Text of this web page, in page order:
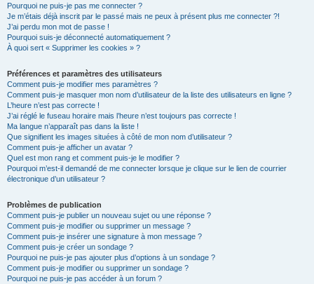
Pourquoi ne puis-je pas me connecter ?
Je m’étais déjà inscrit par le passé mais ne peux à présent plus me connecter ?!
J’ai perdu mon mot de passe !
Pourquoi suis-je déconnecté automatiquement ?
À quoi sert « Supprimer les cookies » ?
Préférences et paramètres des utilisateurs
Comment puis-je modifier mes paramètres ?
Comment puis-je masquer mon nom d’utilisateur de la liste des utilisateurs en ligne ?
L’heure n’est pas correcte !
J’ai réglé le fuseau horaire mais l’heure n’est toujours pas correcte !
Ma langue n’apparaît pas dans la liste !
Que signifient les images situées à côté de mon nom d’utilisateur ?
Comment puis-je afficher un avatar ?
Quel est mon rang et comment puis-je le modifier ?
Pourquoi m’est-il demandé de me connecter lorsque je clique sur le lien de courrier
électronique d’un utilisateur ?
Problèmes de publication
Comment puis-je publier un nouveau sujet ou une réponse ?
Comment puis-je modifier ou supprimer un message ?
Comment puis-je insérer une signature à mon message ?
Comment puis-je créer un sondage ?
Pourquoi ne puis-je pas ajouter plus d’options à un sondage ?
Comment puis-je modifier ou supprimer un sondage ?
Pourquoi ne puis-je pas accéder à un forum ?